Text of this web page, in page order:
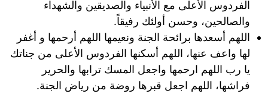
الفردوس الأعلى مع الأنبياء والصديقين والشهداء
والصالحين، وحسن أولئك رفيقاً.
اللهم أسعدها برائحة الجنة ونعيمها اللهم أرحمها و أغفر
لها واعف عنها، اللهم أسكنها الفردوس الأعلى من جناتك
يا رب اللهم ارحمها واجعل المسك ترابها والحرير
فراشها، اللهم اجعل قبرها روضة من رياض الجنة.